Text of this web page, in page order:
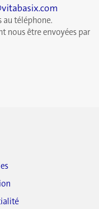
au téléphone.
nous être envoyées par